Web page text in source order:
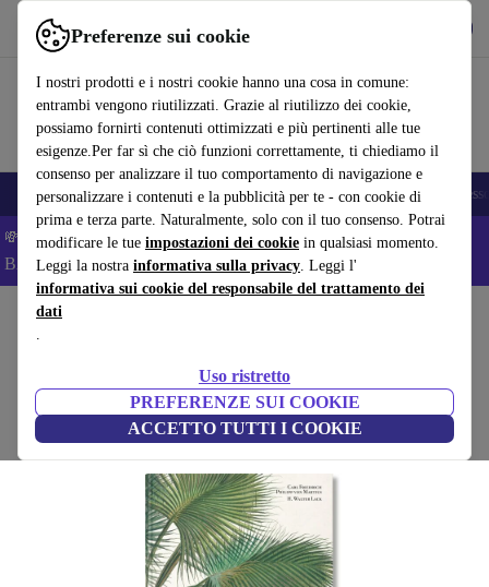
Preferenze sui cookie
I nostri prodotti e i nostri cookie hanno una cosa in comune:
entrambi vengono riutilizzati. Grazie al riutilizzo dei cookie,
possiamo fornirti contenuti ottimizzati e più pertinenti alle tue
esigenze.Per far sì che ciò funzioni correttamente, ti chiediamo il
consenso per analizzare il tuo comportamento di navigazione e
personalizzare i contenuti e la pubblicità per te - con cookie di
prima e terza parte. Naturalmente, solo con il tuo consenso. Potrai
modificare le tue impostazioni dei cookie in qualsiasi momento.
Leggi la nostra informativa sulla privacy. Leggi l'
informativa sui cookie del responsabile del trattamento dei
dati
.
Uso ristretto
PREFERENZE SUI COOKIE
ACCETTO TUTTI I COOKIE
Usa refurbed in modo rapido e semplice
🎒 Back to school Smartphone Portatili Tablet Smartwatch
💸Risparmia il 5% IN PIÙ su MacBook e iPad– Codice:
BACK5OFF –Condizioni
Home
Martius. The Book of Palms. 45th Ed.
bianco
(Raccolta recensioni)